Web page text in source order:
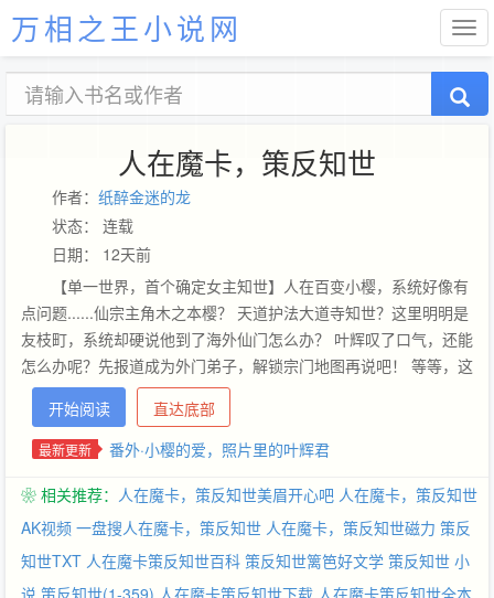
万相之王小说网
人在魔卡，策反知世
作者： 纸醉金迷的龙
状态： 连载
日期： 12天前
【单一世界，首个确定女主知世】人在百变小樱，系统好像有
点问题......仙宗主角木之本樱？ 天道护法大道寺知世？这里明明是
友枝町，系统却硬说他到了海外仙门怎么办？ 叶辉叹了口气，还能
怎么办呢？先报道成为外门弟子，解锁宗门地图再说吧！ 等等，这
系统怎么还要我成为主角宿敌？！大反派的第一步，先策反主角的
天道护法？ 叶辉看了看一派岁月静好的知世酱，砸了砸嘴。好
像......也不是不行？
开始阅读 直达底部
最新更新 番外·小樱的爱，照片里的叶辉君
❀ 相关推荐： 人在魔卡，策反知世美眉开心吧 人在魔卡，策反知世
AK视频 一盘搜人在魔卡，策反知世 人在魔卡，策反知世磁力 策反
知世TXT 人在魔卡策反知世百科 策反知世篱笆好文学 策反知世 小
说 策反知世(1-359) 人在魔卡策反知世下载 人在魔卡策反知世全本